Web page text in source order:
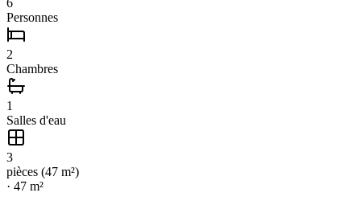
Personnes
2
Chambres
1
Salles d'eau
3
pièces (47 m²)
· 47 m²